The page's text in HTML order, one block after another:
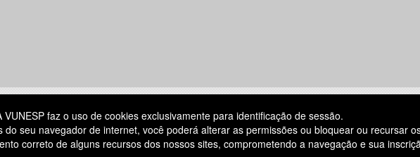
515
ATENDIMENTO AO CANDIDATO
11 3874-6300
DIAS ÚTEISdas 8h às 18h
VUNESP faz o uso de cookies exclusivamente para identificação de sessão.
do seu navegador de internet, você poderá alterar as permissões ou bloquear ou recursar
correto de alguns recursos dos nossos sites, comprometendo a navegação e sua